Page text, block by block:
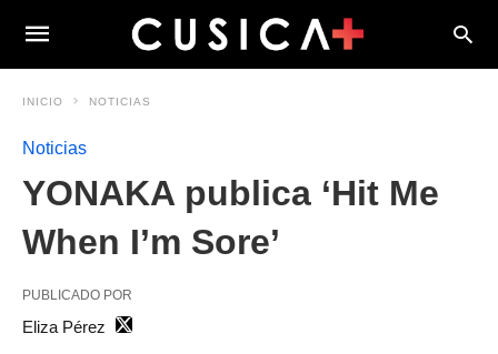
INICIO NOTICIAS
Noticias
YONAKA publica ‘Hit Me
When I’m Sore’
PUBLICADO POR
Eliza Pérez